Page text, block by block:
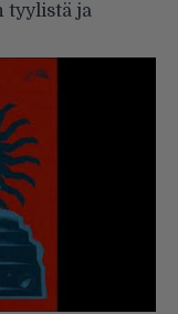
tyylistä ja